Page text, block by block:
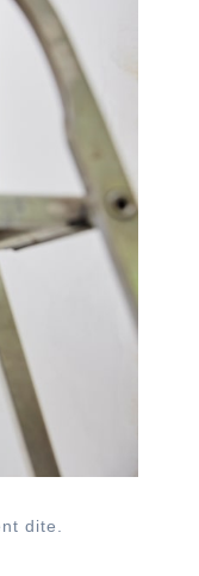
dite.